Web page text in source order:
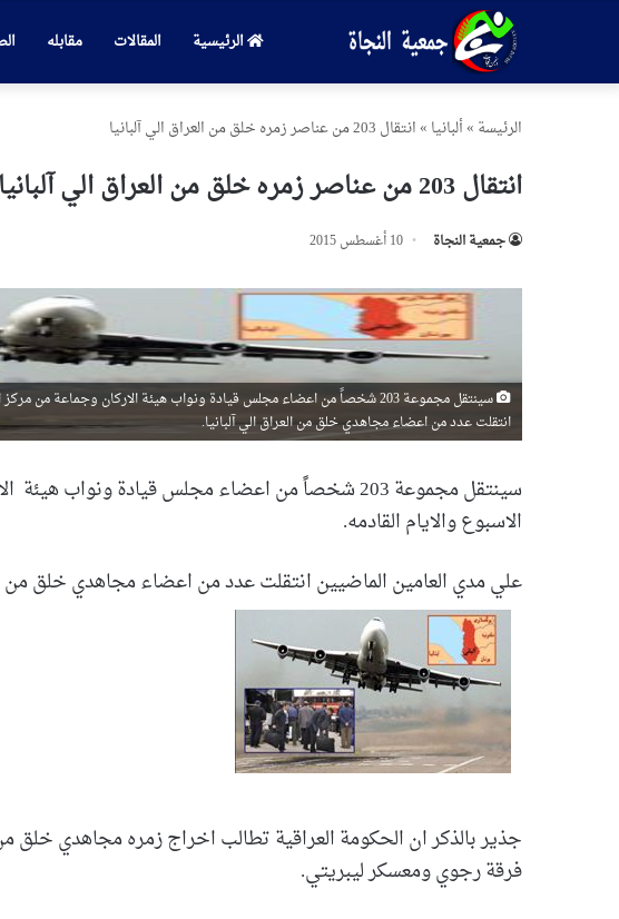
الرئيسية المقالات مقابله
الرئیسة »ألبانيا »انتقال 203 من عناصر زمره خلق من العراق الي آلبانيا
انتقال 203 من عناصر زمره خلق من العراق الي آلبانيا
جمعیة النجاة 10 أغسطس 2015
سينتقل مجموعة 203 شخصاً من اعضاء مجلس قيادة ونواب هيئة الاركان وجماعة
انتقلت عدد من اعضاء مجاهدي خلق من العراق الي آلبانيا.
سينتقل مجموعة 203 شخصاً من اعضاء مجلس قيادة ونواب
الاسبوع والايام القادمه.
علي مدي العامين الماضيين انتقلت عدد من اعضاء مجاهدي خلق من
جذير بالذكر ان الحكومة العراقية تطالب اخراج زمره مجاهدي
فرقة رجوي ومعسكر ليبريتي.